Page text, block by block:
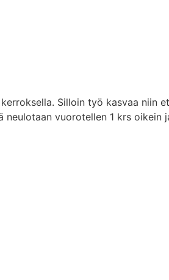
Silloin työ kasvaa niin
vuorotellen 1 krs oikein